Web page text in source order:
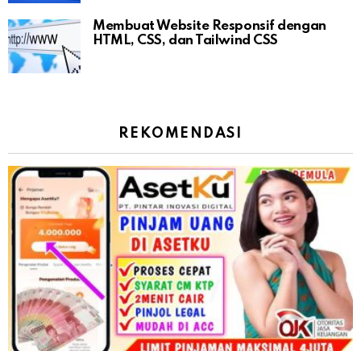
Membuat Website Responsif dengan
HTML, CSS, dan Tailwind CSS
REKOMENDASI